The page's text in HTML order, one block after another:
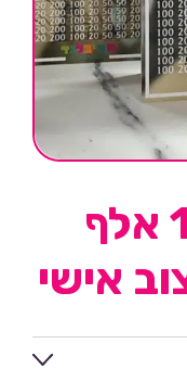
קופת חיסכון 10 אלף
אישי